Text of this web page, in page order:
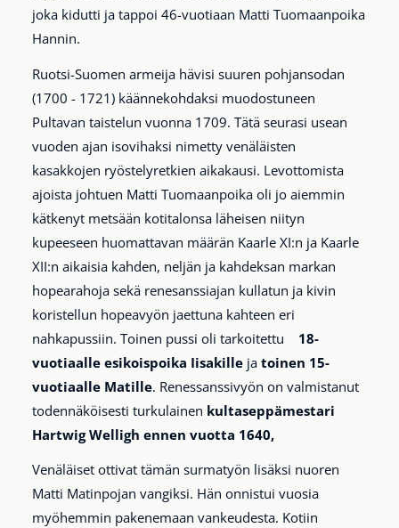
joka kidutti ja tappoi 46-vuotiaan Matti Tuomaanpoika
Hannin.
Ruotsi-Suomen armeija hävisi suuren pohjansodan
(1700 - 1721) käännekohdaksi muodostuneen
Pultavan taistelun vuonna 1709. Tätä seurasi usean
vuoden ajan isovihaksi nimetty venäläisten
kasakkojen ryöstelyretkien aikakausi. Levottomista
ajoista johtuen Matti Tuomaanpoika oli jo aiemmin
kätkenyt metsään kotitalonsa läheisen niityn
kupeeseen huomattavan määrän Kaarle XI:n ja Kaarle
XII:n aikaisia kahden, neljän ja kahdeksan markan
hopearahoja sekä renesanssiajan kullatun ja kivin
koristellun hopeavyön jaettuna kahteen eri
nahkapussiin. Toinen pussi oli tarkoitettu 18-
vuotiaalle esikoispoika Iisakilleja toinen 15-
vuotiaalle Matille. Renessanssivyön on valmistanut
todennäköisesti turkulainen kultaseppämestari
Hartwig Welligh ennen vuotta 1640,
Venäläiset ottivat tämän surmatyön lisäksi nuoren
Matti Matinpojan vangiksi. Hän onnistui vuosia
myöhemmin pakenemaan vankeudesta. Kotiin